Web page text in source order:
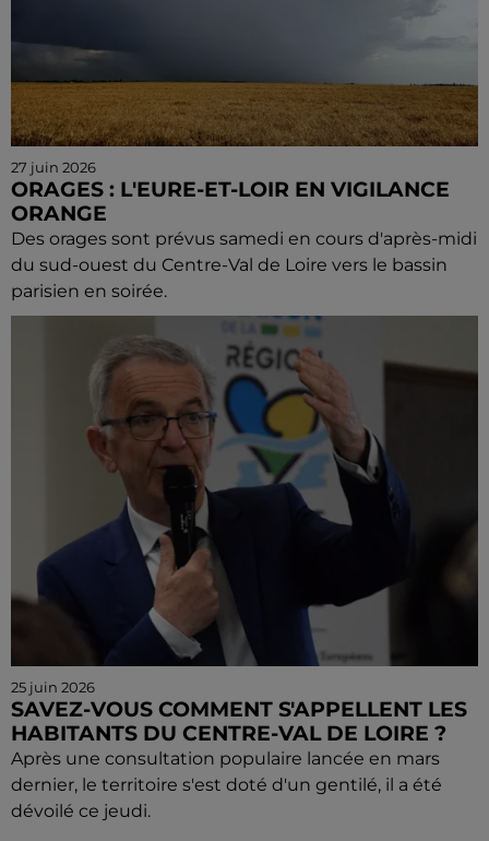
27 juin 2026
ORAGES : L'EURE-ET-LOIR EN VIGILANCE
ORANGE
Des orages sont prévus samedi en cours d'après-midi
du sud-ouest du Centre-Val de Loire vers le bassin
parisien en soirée.
25 juin 2026
SAVEZ-VOUS COMMENT S'APPELLENT LES
HABITANTS DU CENTRE-VAL DE LOIRE ?
Après une consultation populaire lancée en mars
dernier, le territoire s'est doté d'un gentilé, il a été
dévoilé ce jeudi.